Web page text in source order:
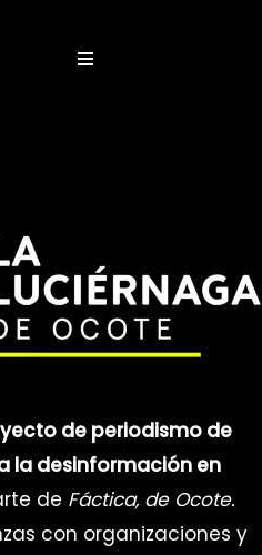
de periodismo de
la desinformación en
de Fáctica, de Ocote.
con organizaciones y